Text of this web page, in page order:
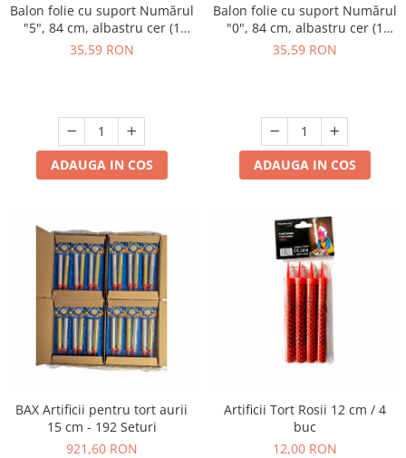
Balon folie cu suport Numărul
"5", 84 cm, albastru cer (1
pachet / 1 buc.)
35,59 RON
ADAUGA IN COS
Balon folie cu suport Numărul
"0", 84 cm, albastru cer (1
pachet / 1 buc.)
35,59 RON
ADAUGA IN COS
BAX Artificii pentru tort aurii
15 cm - 192 Seturi
921,60 RON
Artificii Tort Rosii 12 cm / 4
buc
12,00 RON